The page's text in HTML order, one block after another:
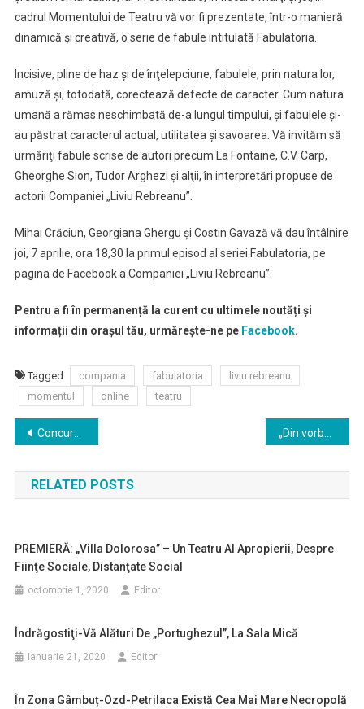
cadrul Momentului de Teatru vă vor fi prezentate, într-o manieră
dinamică şi creativă, o serie de fabule intitulată Fabulatoria.
Incisive, pline de haz şi de înţelepciune, fabulele, prin natura lor,
amuză şi, totodată, corectează defecte de caracter. Cum natura
umană a rămas neschimbată de-a lungul timpului, şi fabulele şi-
au păstrat caracterul actual, utilitatea şi savoarea. Vă invităm să
urmăriţi fabule scrise de autori precum La Fontaine, C.V. Carp,
Gheorghe Sion, Tudor Arghezi şi alţii, în interpretări propuse de
actorii Companiei „Liviu Rebreanu”.
Mihai Crăciun, Georgiana Ghergu şi Costin Gavază vă dau întâlnire
joi, 7 aprilie, ora 18,30 la primul episod al seriei Fabulatoria, pe
pagina de Facebook a Companiei „Liviu Rebreanu”.
Pentru a fi în permanență la curent cu ultimele noutăți și
informații din orașul tău, urmărește-ne pe Facebook.
Tagged compania fabulatoria
liviu rebreanu
momentul
online teatru
Navigare
în
articole
Concurs foto online: „Zâmbeşte, vom învinge!”
RELATED POSTS
PREMIERĂ: „Villa Dolorosa” – Un Teatru Al Apropierii, Despre
Fiinţe Sociale, Distanţate Social
octombrie 1, 2020 Editor
Îndrăgostiţi-Vă Alături De „Portughezul”, La Sala Mică
ianuarie 21, 2020 Editor
În Zona Gâmbuț-Ozd-Petrilaca Există Cea Mai Mare Necropolă